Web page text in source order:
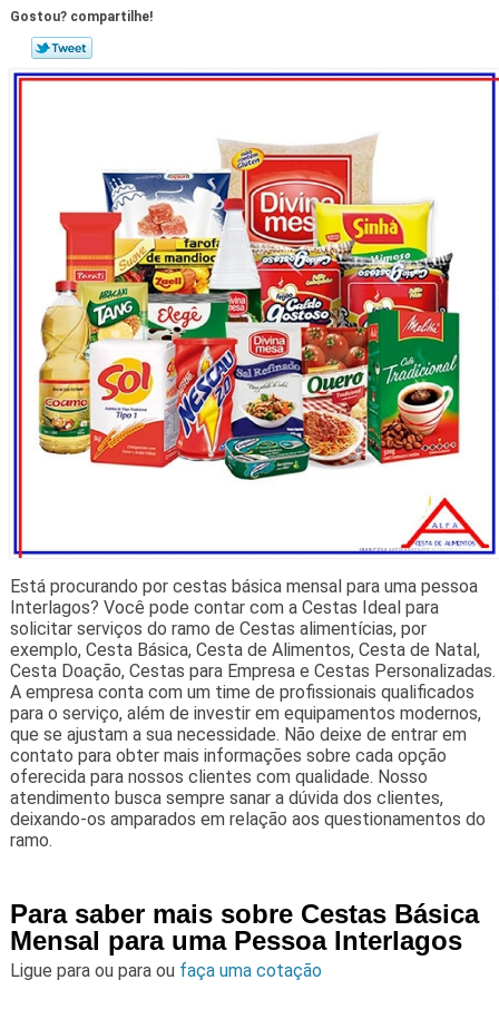
Gostou? compartilhe!
Está procurando por cestas básica mensal para uma pessoa
Interlagos? Você pode contar com a Cestas Ideal para
solicitar serviços do ramo de Cestas alimentícias, por
exemplo, Cesta Básica, Cesta de Alimentos, Cesta de Natal,
Cesta Doação, Cestas para Empresa e Cestas Personalizadas.
A empresa conta com um time de profissionais qualificados
para o serviço, além de investir em equipamentos modernos,
que se ajustam a sua necessidade. Não deixe de entrar em
contato para obter mais informações sobre cada opção
oferecida para nossos clientes com qualidade. Nosso
atendimento busca sempre sanar a dúvida dos clientes,
deixando-os amparados em relação aos questionamentos do
ramo.
Para saber mais sobre Cestas Básica
Mensal para uma Pessoa Interlagos
Ligue para ou para ou faça uma cotação